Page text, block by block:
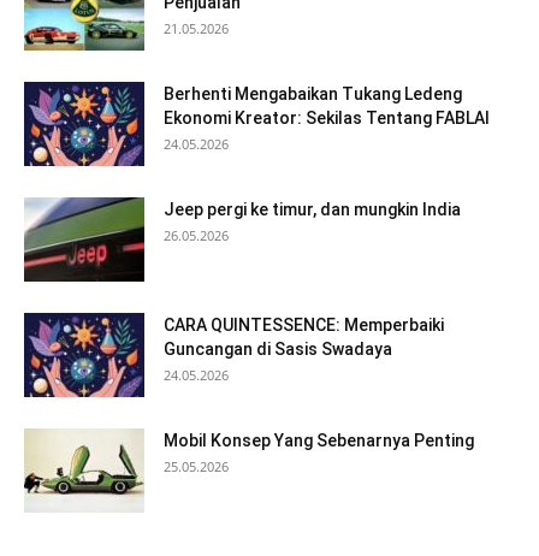
21.05.2026
Berhenti Mengabaikan Tukang Ledeng
Ekonomi Kreator: Sekilas Tentang FABLAI
24.05.2026
Jeep pergi ke timur, dan mungkin India
26.05.2026
CARA QUINTESSENCE: Memperbaiki
Guncangan di Sasis Swadaya
24.05.2026
Mobil Konsep Yang Sebenarnya Penting
25.05.2026